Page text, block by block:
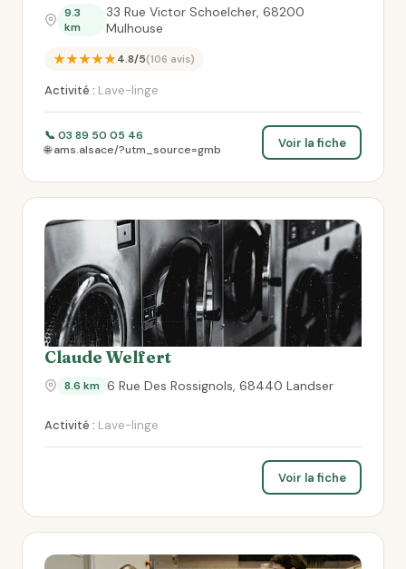
9.3
km
33 Rue Victor Schoelcher, 68200
Mulhouse
★★★★★4.8/5(106 avis)
Activité : Lave-linge
📞 03 89 50 05 46
🌐 ams.alsace/?utm_source=gmb
Voir la fiche
Claude Welfert
8.6 km 6 Rue Des Rossignols, 68440 Landser
Activité : Lave-linge
Voir la fiche